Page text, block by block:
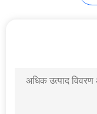
फाइबर